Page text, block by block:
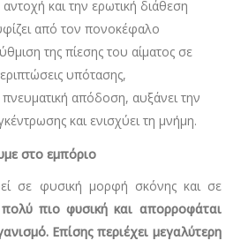
και την ερωτική διάθεση
από τον πονοκέφαλο
της πίεσης του αίματος σε
υπότασης,
πνευματική απόδοση, αυξάνει την
και ενισχύει τη μνήμη.
στο εμπόριο
σε φυσική μορφή σκόνης και σε
πιο φυσική και απορροφάται
Επίσης περιέχει μεγαλύτερη